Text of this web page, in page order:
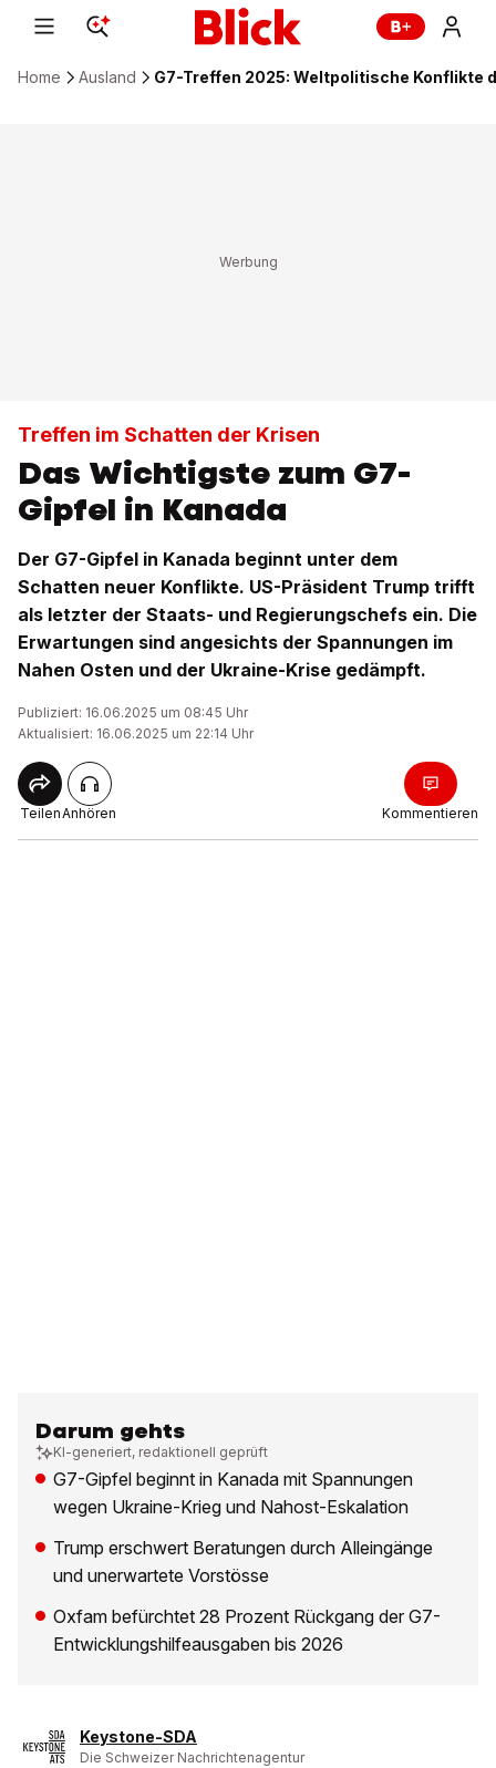
Home Ausland G7-Treffen 2025: Weltpolitische Konflikte
Treffen im Schatten der Krisen
Das Wichtigste zum G7-
Gipfel in Kanada
Der G7-Gipfel in Kanada beginnt unter dem
Schatten neuer Konflikte. US-Präsident Trump trifft
als letzter der Staats- und Regierungschefs ein. Die
Erwartungen sind angesichts der Spannungen im
Nahen Osten und der Ukraine-Krise gedämpft.
Publiziert: 16.06.2025 um 08:45 Uhr
Aktualisiert: 16.06.2025 um 22:14 Uhr
TeilenAnhören Kommentieren
Darum gehts
KI-generiert, redaktionell geprüft
G7-Gipfel beginnt in Kanada mit Spannungen
wegen Ukraine-Krieg und Nahost-Eskalation
Trump erschwert Beratungen durch Alleingänge
und unerwartete Vorstösse
Oxfam befürchtet 28 Prozent Rückgang der G7-
Entwicklungshilfeausgaben bis 2026
Keystone-SDA
Die Schweizer Nachrichtenagentur